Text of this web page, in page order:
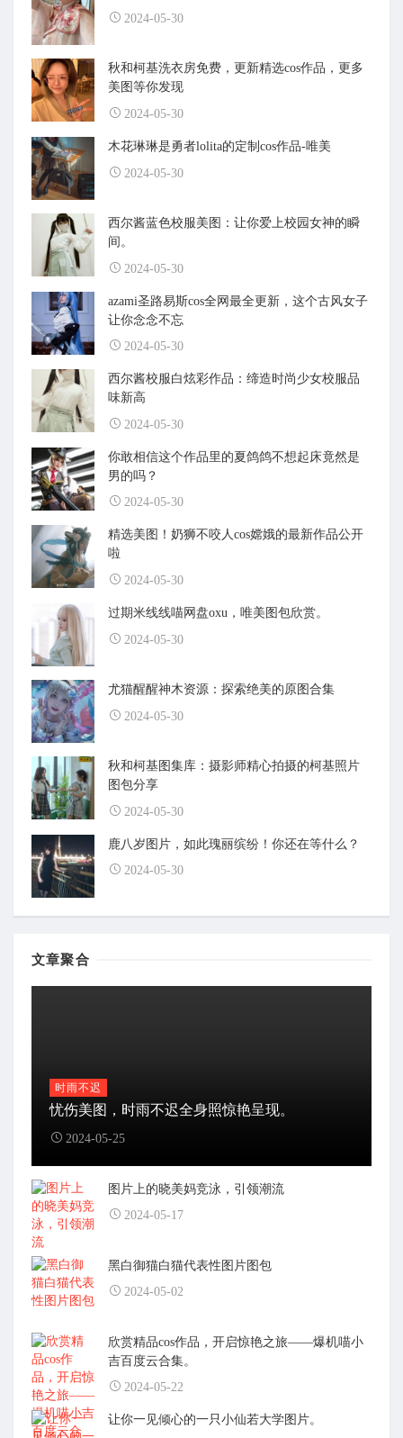
2024-05-30
秋和柯基洗衣房免费，更新精选cos作品，更多
美图等你发现
2024-05-30
木花琳琳是勇者lolita的定制cos作品-唯美
2024-05-30
西尔酱蓝色校服美图：让你爱上校园女神的瞬
间。
2024-05-30
azami圣路易斯cos全网最全更新，这个古风女子
让你念念不忘
2024-05-30
西尔酱校服白炫彩作品：缔造时尚少女校服品
味新高
2024-05-30
你敢相信这个作品里的夏鸽鸽不想起床竟然是
男的吗？
2024-05-30
精选美图！奶狮不咬人cos嫦娥的最新作品公开
啦
2024-05-30
过期米线线喵网盘oxu，唯美图包欣赏。
2024-05-30
尤猫醒醒神木资源：探索绝美的原图合集
2024-05-30
秋和柯基图集库：摄影师精心拍摄的柯基照片
图包分享
2024-05-30
鹿八岁图片，如此瑰丽缤纷！你还在等什么？
2024-05-30
文章聚合
时雨不迟
忧伤美图，时雨不迟全身照惊艳呈现。
2024-05-25
图片上的晓美妈竞泳，引领潮流
2024-05-17
黑白御猫白猫代表性图片图包
2024-05-02
欣赏精品cos作品，开启惊艳之旅——爆机喵小
吉百度云合集。
2024-05-22
让你一见倾心的一只小仙若大学图片。